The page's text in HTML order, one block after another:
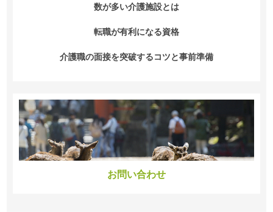
数が多い介護施設とは
転職が有利になる資格
介護職の面接を突破するコツと事前準備
お問い合わせ